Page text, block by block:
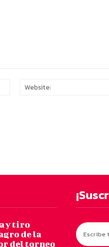
Email:*
y tiro
de la
del torneo